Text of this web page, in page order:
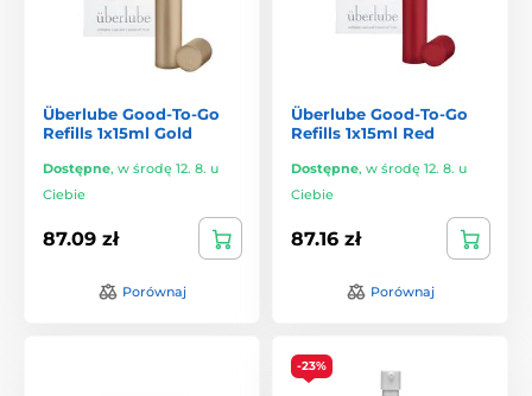
Überlube Good-To-Go
Refills 1x15ml Gold
Dostępne, w środę 12. 8. u
Ciebie
87.09 zł
Porównaj
Überlube Good-To-Go
Refills 1x15ml Red
Dostępne, w środę 12. 8. u
Ciebie
87.16 zł
Porównaj
-23%